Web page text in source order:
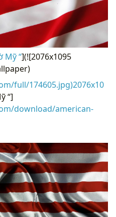
Mỹ “](![2076x1095
full/174605.jpg)2076x10
“]
download/american-